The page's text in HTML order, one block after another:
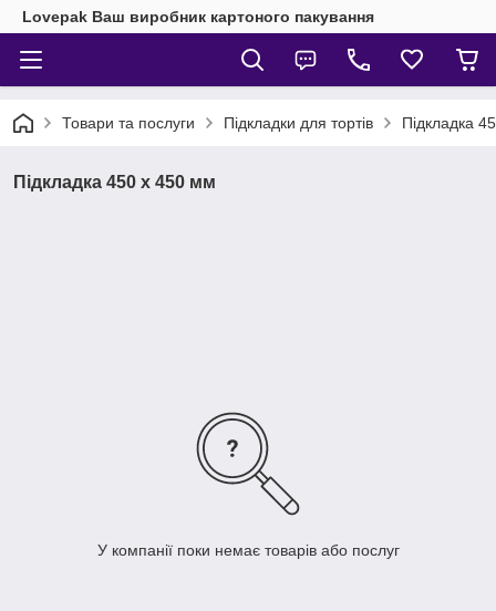
Lovepak Ваш виробник картоного пакування
Товари та послуги Підкладки для тортів Підкладка
Підкладка 450 х 450 мм
У компанії поки немає товарів або послуг